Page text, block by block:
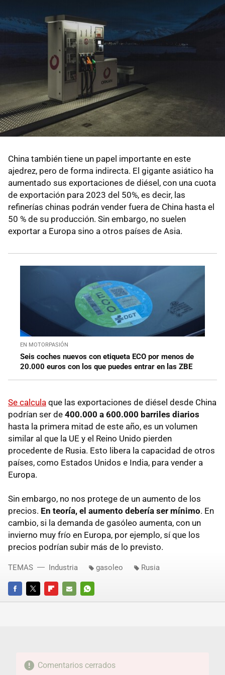
China también tiene un papel importante en este
ajedrez, pero de forma indirecta. El gigante asiático ha
aumentado sus exportaciones de diésel, con una cuota
de exportación para 2023 del 50%, es decir, las
refinerías chinas podrán vender fuera de China hasta el
50 % de su producción. Sin embargo, no suelen
exportar a Europa sino a otros países de Asia.
EN MOTORPASIÓN
Seis coches nuevos con etiqueta ECO por menos de
20.000 euros con los que puedes entrar en las ZBE
Se calcula que las exportaciones de diésel desde China
podrían ser de 400.000 a 600.000 barriles diarios
hasta la primera mitad de este año, es un volumen
similar al que la UE y el Reino Unido pierden
procedente de Rusia. Esto libera la capacidad de otros
países, como Estados Unidos e India, para vender a
Europa.
Sin embargo, no nos protege de un aumento de los
precios. En teoría, el aumento debería ser mínimo. En
cambio, si la demanda de gasóleo aumenta, con un
invierno muy frío en Europa, por ejemplo, sí que los
precios podrían subir más de lo previsto.
FACEBOOKTWITTERFLIPBOARD
E-
WHATSAPP
TEMAS Industria gasoleo Rusia
Comentarios cerrados